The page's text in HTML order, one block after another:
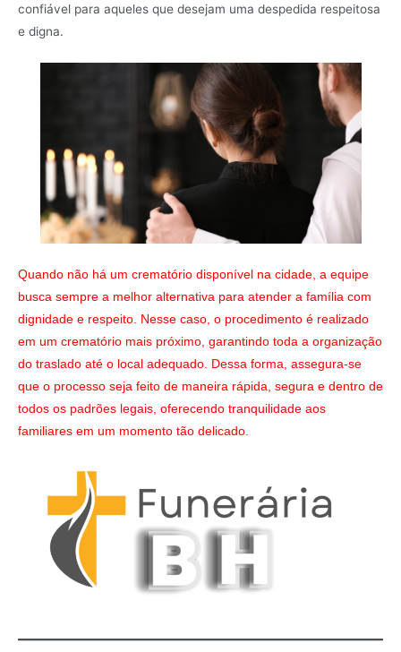
confiável para aqueles que desejam uma despedida respeitosa
e digna.
Quando não há um crematório disponível na cidade, a equipe
busca sempre a melhor alternativa para atender a família com
dignidade e respeito. Nesse caso, o procedimento é realizado
em um crematório mais próximo, garantindo toda a organização
do traslado até o local adequado. Dessa forma, assegura-se
que o processo seja feito de maneira rápida, segura e dentro de
todos os padrões legais, oferecendo tranquilidade aos
familiares em um momento tão delicado.